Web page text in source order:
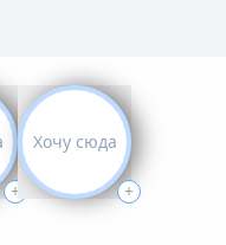
+
Хочу сюда
+